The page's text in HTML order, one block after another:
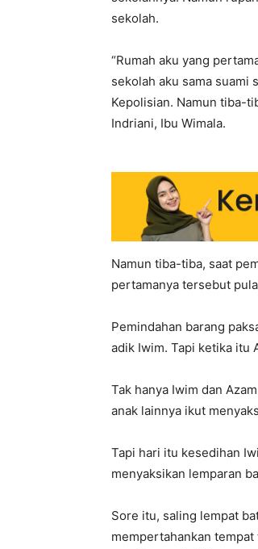
sekolah.
“Rumah aku yang
sekolah aku sama suami
Kepolisian. Namun tiba-
Indriani, Ibu Wimala.
Namun tiba-tiba, saat
pertamanya tersebut
Pemindahan barang
adik Iwim. Tapi ketika itu
Tak hanya Iwim dan
anak lainnya ikut
Tapi hari itu kesedihan
menyaksikan lemparan
Sore itu, saling lempat
mempertahankan